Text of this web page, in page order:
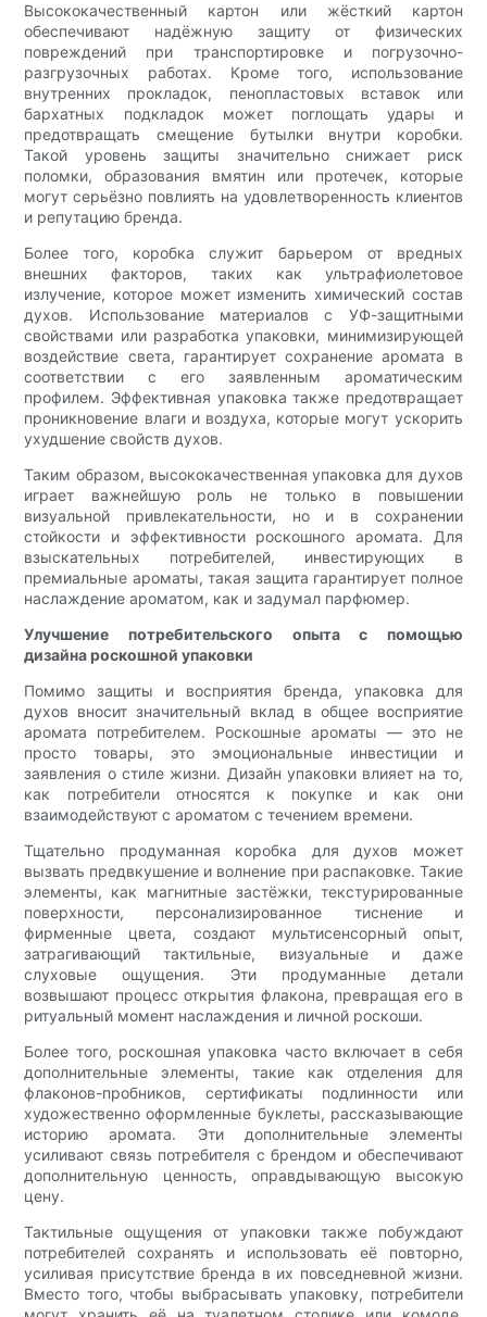
Высококачественный картон или жёсткий картон
обеспечивают надёжную защиту от физических
повреждений при транспортировке и погрузочно-
разгрузочных работах. Кроме того, использование
внутренних прокладок, пенопластовых вставок или
бархатных подкладок может поглощать удары и
предотвращать смещение бутылки внутри коробки.
Такой уровень защиты значительно снижает риск
поломки, образования вмятин или протечек, которые
могут серьёзно повлиять на удовлетворенность клиентов
и репутацию бренда.
Более того, коробка служит барьером от вредных
внешних факторов, таких как ультрафиолетовое
излучение, которое может изменить химический состав
духов. Использование материалов с УФ-защитными
свойствами или разработка упаковки, минимизирующей
воздействие света, гарантирует сохранение аромата в
соответствии с его заявленным ароматическим
профилем. Эффективная упаковка также предотвращает
проникновение влаги и воздуха, которые могут ускорить
ухудшение свойств духов.
Таким образом, высококачественная упаковка для духов
играет важнейшую роль не только в повышении
визуальной привлекательности, но и в сохранении
стойкости и эффективности роскошного аромата. Для
взыскательных потребителей, инвестирующих в
премиальные ароматы, такая защита гарантирует полное
наслаждение ароматом, как и задумал парфюмер.
Улучшение потребительского опыта с помощью
дизайна роскошной упаковки
Помимо защиты и восприятия бренда, упаковка для
духов вносит значительный вклад в общее восприятие
аромата потребителем. Роскошные ароматы — это не
просто товары, это эмоциональные инвестиции и
заявления о стиле жизни. Дизайн упаковки влияет на то,
как потребители относятся к покупке и как они
взаимодействуют с ароматом с течением времени.
Тщательно продуманная коробка для духов может
вызвать предвкушение и волнение при распаковке. Такие
элементы, как магнитные застёжки, текстурированные
поверхности, персонализированное тиснение и
фирменные цвета, создают мультисенсорный опыт,
затрагивающий тактильные, визуальные и даже
слуховые ощущения. Эти продуманные детали
возвышают процесс открытия флакона, превращая его в
ритуальный момент наслаждения и личной роскоши.
Более того, роскошная упаковка часто включает в себя
дополнительные элементы, такие как отделения для
флаконов-пробников, сертификаты подлинности или
художественно оформленные буклеты, рассказывающие
историю аромата. Эти дополнительные элементы
усиливают связь потребителя с брендом и обеспечивают
дополнительную ценность, оправдывающую высокую
цену.
Тактильные ощущения от упаковки также побуждают
потребителей сохранять и использовать её повторно,
усиливая присутствие бренда в их повседневной жизни.
Вместо того, чтобы выбрасывать упаковку, потребители